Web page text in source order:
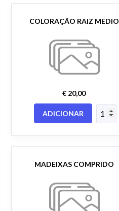
COLORAÇÃO RAIZ MEDIO
€ 20,00
ADICIONAR
MADEIXAS COMPRIDO